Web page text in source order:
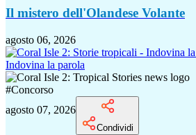
Il mistero dell'Olandese Volante
agosto 06, 2026
Indovina la parola
#Concorso
agosto 07, 2026
Condividi